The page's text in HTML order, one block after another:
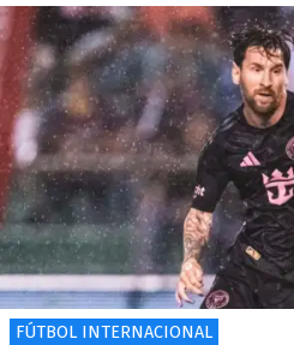
FÚTBOL INTERNACIONAL